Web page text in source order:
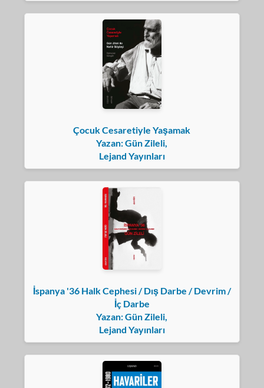
Çocuk Cesaretiyle Yaşamak
Yazan: Gün Zileli,
Lejand Yayınları
İspanya '36 Halk Cephesi / Dış Darbe / Devrim /
İç Darbe
Yazan: Gün Zileli,
Lejand Yayınları